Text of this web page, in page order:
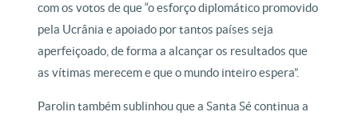
com os votos de que “o esforço diplomático promovido
pela Ucrânia e apoiado por tantos países seja
aperfeiçoado, de forma a alcançar os resultados que
as vítimas merecem e que o mundo inteiro espera”.
Parolin também sublinhou que a Santa Sé continua a